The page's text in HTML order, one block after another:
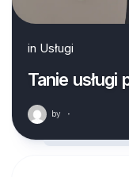
in Usługi
Tanie
by ·